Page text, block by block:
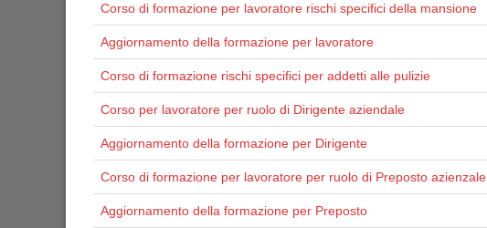
Corso di formazione per lavoratore rischi specifici della mansione
Aggiornamento della formazione per lavoratore
Corso di formazione rischi specifici per addetti alle pulizie
Corso per lavoratore per ruolo di Dirigente aziendale
Aggiornamento della formazione per Dirigente
Corso di formazione per lavoratore per ruolo di Preposto azienzale
Aggiornamento della formazione per Preposto